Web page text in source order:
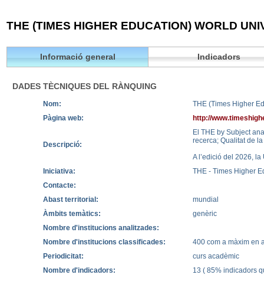
THE (TIMES HIGHER EDUCATION) WORLD
Informació general Indicadors
DADES TÈCNIQUES DEL RÀNQUING
Nom:
THE (Times Higher
Pàgina web:
http://
Descripció:
El THE by Subject
recerca; Qualitat de
A l’edició del 2026,
Iniciativa:
THE - Times Higher
Contacte:
Abast territorial:
mundial
Àmbits temàtics:
genèric
Nombre d'institucions analitzades:
Nombre d'institucions classificades:
400 com a màxim en
Periodicitat:
curs acadèmic
Nombre d'indicadors:
13 ( 85% indicadors